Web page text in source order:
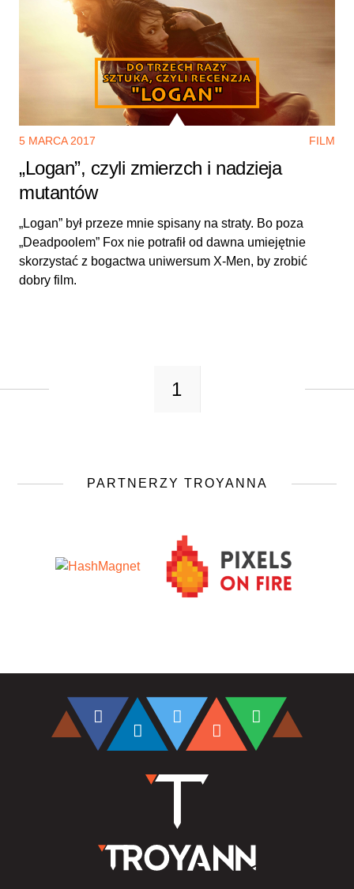
5 MARCA 2017 FILM
„Logan”, czyli zmierzch i nadzieja
mutantów
„Logan” był przeze mnie spisany na straty. Bo poza
„Deadpoolem” Fox nie potrafił od dawna umiejętnie
skorzystać z bogactwa uniwersum X-Men, by zrobić
dobry film.
1
PARTNERZY TROYANNA